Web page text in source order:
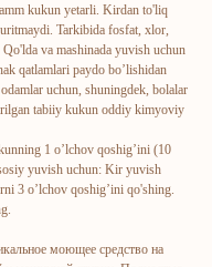
kukun yetarli. Kirdan to'liq
Tarkibida fosfat, xlor,
va mashinada yuvish uchun
qatlamlari paydo bo’lishidan
uchun, shuningdek, bolalar
tabiiy kukun oddiy kimyoviy
1 o’lchov qoshig’ini (10
yuvish uchun: Kir yuvish
3 o’lchov qoshig’ini qo'shing.
моющее средство на